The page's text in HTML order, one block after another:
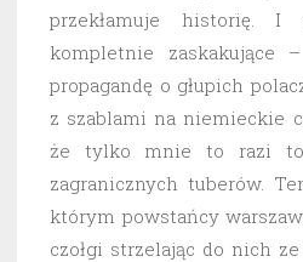
przekłamuje historię.
kompletnie zaskakujące
propagandę o głupich
z szablami na niemieckie
że tylko mnie to razi to
zagranicznych tuberów.
którym powstańcy
czołgi strzelając do nich